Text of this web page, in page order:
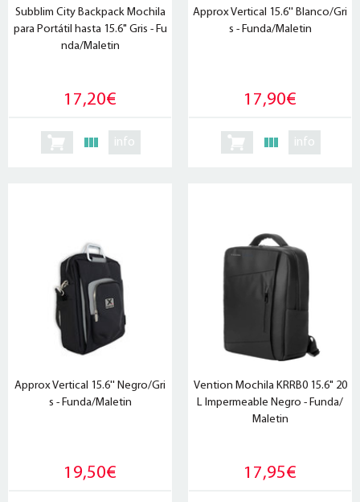
Subblim City Backpack Mochila
para Portátil hasta 15.6" Gris - Fu
nda/Maletin
17,20€
info
Approx Vertical 15.6'' Blanco/Gri
s - Funda/Maletin
17,90€
info
Approx Vertical 15.6'' Negro/Gri
s - Funda/Maletin
19,50€
Vention Mochila KRRB0 15.6" 20
L Impermeable Negro - Funda/
Maletin
17,95€